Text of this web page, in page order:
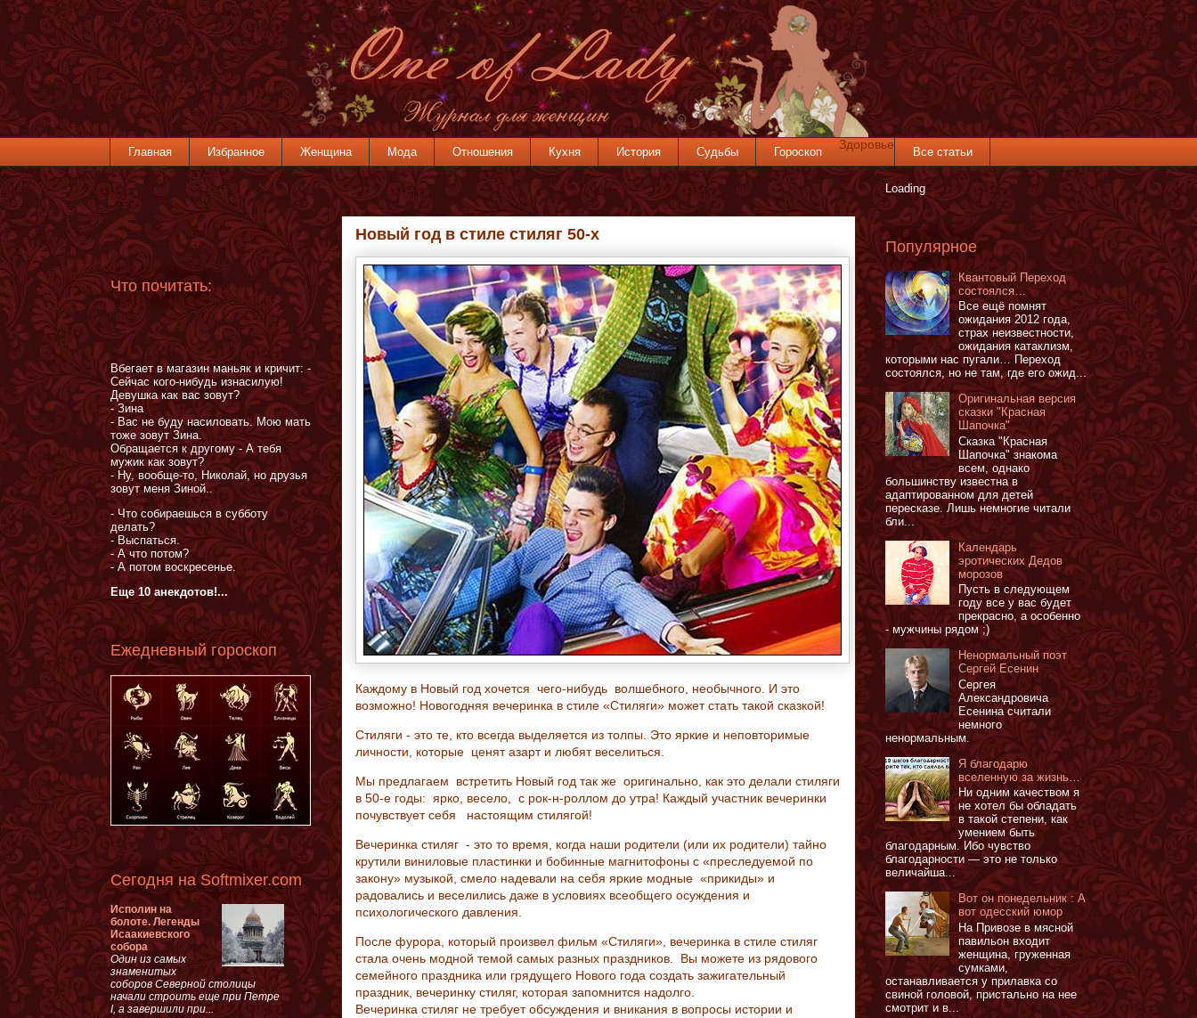
Главная Избранное Женщина Мода Отношения Кухня История Судьбы Гороскоп
Здоровье
Все статьи
Новый год в стиле стиляг 50-х
Каждому в Новый год хочется чего-нибудь волшебного, необычного. И это
возможно! Новогодняя вечеринка в стиле «Стиляги» может стать такой сказкой!
Стиляги - это те, кто всегда выделяется из толпы. Это яркие и неповторимые
личности, которые ценят азарт и любят веселиться.
Мы предлагаем встретить Новый год так же оригинально, как это делали стиляги
в 50-е годы: ярко, весело, с рок-н-роллом до утра! Каждый участник вечеринки
почувствует себя настоящим стилягой!
Вечеринка стиляг - это то время, когда наши родители (или их родители) тайно
крутили виниловые пластинки и бобинные магнитофоны с «преследуемой по
закону» музыкой, смело надевали на себя яркие модные «прикиды» и
радовались и веселились даже в условиях всеобщего осуждения и
психологического давления.
После фурора, который произвел фильм «Стиляги», вечеринка в стиле стиляг
стала очень модной темой самых разных праздников. Вы можете из рядового
семейного праздника или грядущего Нового года создать зажигательный
праздник, вечеринку стиляг, которая запомнится надолго.
Вечеринка стиляг не требует обсуждения и вникания в вопросы истории и
Что почитать:
Вбегает в магазин маньяк и кричит: -
Сейчас кого-нибудь изнасилую!
Девушка как вас зовут?
- Зина
- Вас не буду насиловать. Мою мать
тоже зовут Зина.
Обращается к другому - А тебя
мужик как зовут?
- Ну, вообще-то, Николай, но друзья
зовут меня Зиной..
- Что собираешься в субботу
делать?
- Выспаться.
- А что потом?
- А потом воскресенье.
Еще 10 анекдотов!...
Ежедневный гороскоп
Сегодня на Softmixer.com
Исполин на
болоте. Легенды
Исаакиевского
собора
Один из самых
знаменитых
соборов Северной столицы
начали строить еще при Петре
I, а завершили при...
Loading
Популярное
Квантовый Переход
состоялся…
Все ещё помнят
ожидания 2012 года,
страх неизвестности,
ожидания катаклизм,
которыми нас пугали… Переход
состоялся, но не там, где его ожид...
Оригинальная версия
сказки "Красная
Шапочка"
Сказка "Красная
Шапочка" знакома
всем, однако
большинству известна в
адаптированном для детей
пересказе. Лишь немногие читали
бли...
Календарь
эротических Дедов
морозов
Пусть в следующем
году все у вас будет
прекрасно, а особенно
- мужчины рядом ;)
Ненормальный поэт
Сергей Есенин
Сергея
Александровича
Есенина считали
немного
ненормальным.
Я благодарю
вселенную за жизнь…
Ни одним качеством я
не хотел бы обладать
в такой степени, как
умением быть
благодарным. Ибо чувство
благодарности — это не только
величайша...
Вот он понедельник : А
вот одесский юмор
На Привозе в мясной
павильон входит
женщина, груженная
сумками,
останавливается у прилавка со
свиной головой, пристально на нее
смотрит и в...